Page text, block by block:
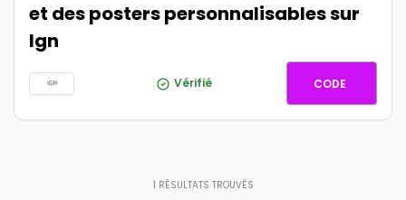
et des posters personnalisables sur
Ign
Vérifié ETE2026
CODE
1 RÉSULTATS TROUVÉS